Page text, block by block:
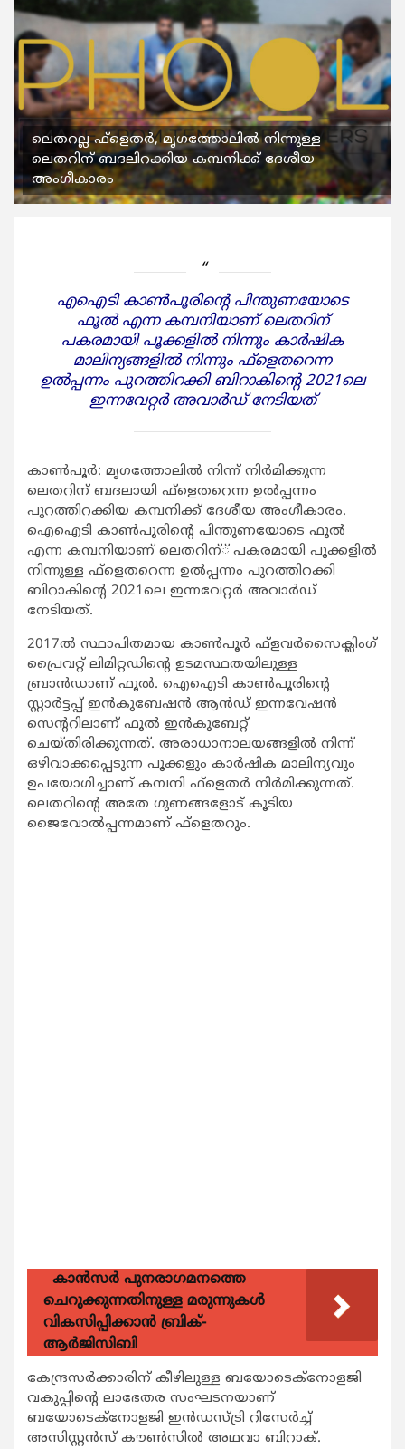
ലെതറല്ല ഫ്‌ളെതര്‍, മൃഗത്തോലില്‍ നിന്നുള്ള
ലെതറിന് ബദലിറക്കിയ കമ്പനിക്ക് ദേശീയ
അംഗീകാരം
എഐടി കാണ്‍പൂരിന്റെ പിന്തുണയോടെ
ഫൂല്‍ എന്ന കമ്പനിയാണ് ലെതറിന്
പകരമായി പൂക്കളില്‍ നിന്നും കാര്‍ഷിക
മാലിന്യങ്ങളില്‍ നിന്നും ഫ്‌ളെതറെന്ന
ഉല്‍പ്പന്നം പുറത്തിറക്കി ബിറാകിന്റെ 2021ലെ
ഇന്നവേറ്റര്‍ അവാര്‍ഡ് നേടിയത്
കാണ്‍പൂര്‍: മൃഗത്തോലില്‍ നിന്ന് നിര്‍മിക്കുന്ന
ലെതറിന് ബദലായി ഫ്‌ളെതറെന്ന ഉല്‍പ്പന്നം
പുറത്തിറക്കിയ കമ്പനിക്ക് ദേശീയ അംഗീകാരം.
ഐഐടി കാണ്‍പൂരിന്റെ പിന്തുണയോടെ ഫൂല്‍
എന്ന കമ്പനിയാണ് ലെതറിന്് പകരമായി പൂക്കളില്‍
നിന്നുള്ള ഫ്‌ളെതറെന്ന ഉല്‍പ്പന്നം പുറത്തിറക്കി
ബിറാകിന്റെ 2021ലെ ഇന്നവേറ്റര്‍ അവാര്‍ഡ്
നേടിയത്.
2017ല്‍ സ്ഥാപിതമായ കാണ്‍പൂര്‍ ഫ്‌ളവര്‍സൈക്ലിംഗ്
പ്രൈവറ്റ് ലിമിറ്റഡിന്റെ ഉടമസ്ഥതയിലുള്ള
ബ്രാന്‍ഡാണ് ഫൂല്‍. ഐഐടി കാണ്‍പൂരിന്റെ
സ്റ്റാര്‍ട്ടപ്പ് ഇന്‍കുബേഷന്‍ ആന്‍ഡ് ഇന്നവേഷന്‍
സെന്ററിലാണ് ഫൂല്‍ ഇന്‍കുബേറ്റ്
ചെയ്തിരിക്കുന്നത്. അരാധാനാലയങ്ങളില്‍ നിന്ന്
ഒഴിവാക്കപ്പെടുന്ന പൂക്കളും കാര്‍ഷിക മാലിന്യവും
ഉപയോഗിച്ചാണ് കമ്പനി ഫ്‌ളെതര്‍ നിര്‍മിക്കുന്നത്.
ലെതറിന്റെ അതേ ഗുണങ്ങളോട് കൂടിയ
ജൈവോല്‍പ്പന്നമാണ് ഫ്‌ളെതറും.
കാന്‍സര്‍ പുനരാഗമനത്തെ
ചെറുക്കുന്നതിനുള്ള മരുന്നുകള്‍
വികസിപ്പിക്കാന്‍ ബ്രിക്-
ആര്‍ജിസിബി
കേന്ദ്രസര്‍ക്കാരിന് കീഴിലുള്ള ബയോടെക്‌നോളജി
വകുപ്പിന്റെ ലാഭേതര സംഘടനയാണ്
ബയോടെക്‌നോളജി ഇന്‍ഡസ്ട്രി റിസേര്‍ച്ച്
അസിസ്റ്റന്‍സ് കൗണ്‍സില്‍ അഥവാ ബിറാക്.